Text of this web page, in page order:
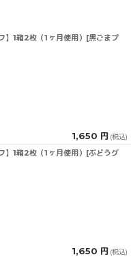
】1箱2枚（1ヶ月使用）[黒ごまプ
1,650 円 (税込)
】1箱2枚（1ヶ月使用）[ぶどうグ
1,650 円 (税込)